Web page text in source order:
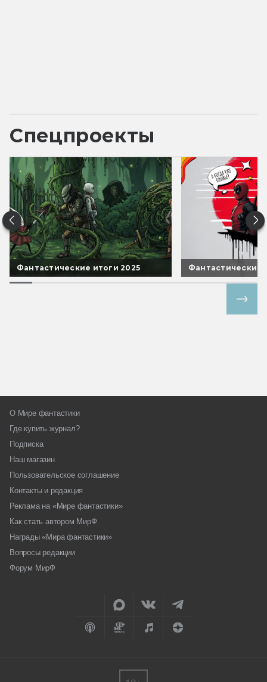
Спецпроекты
Фантастические итоги 2025 Фантастические
О Мире фантастики
Где купить журнал?
Подписка
Наш магазин
Пользовательское соглашение
Контакты и редакция
Реклама на «Мире фантастики»
Как стать автором МирФ
Награды «Мира фантастики»
Вопросы редакции
Форум МирФ